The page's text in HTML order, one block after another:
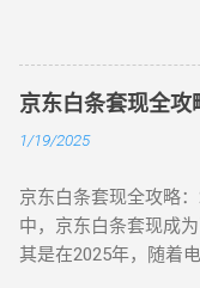
条额度转现的服务。
需要注意的是，使用
的第三方平台。因为
评价、平台历史口碑
流程，确保自身资金
用户通过京东白条的
时，务必谨慎选择。
不法分子的陷阱。可
可靠的商家信息。 京
己刷出来？提高额度
我们可以方便快捷地
提高自己的白条额度
这不仅严重破坏了信
险。京东白条套现的
中，保障自身安全呢
的规避建议。 随着金
信贷工具日益普及。
支付方式，某些不法
方式获取现金。这类
律，最终使得参与者
京东白条套现全
1/19/2025
京东白条套现全攻略
中，京东白条套现成
其是在2025年，随着